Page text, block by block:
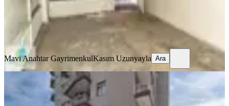
Mavi Anahtar Gayrimenkul Kasım Uzunyayla
Ara
Mavi Anahtar GayrimenkulKasım Uzunyayla Ara
Sedir Mh 45 M² Giriş 20 M² Depolu
Satılık Dükkan